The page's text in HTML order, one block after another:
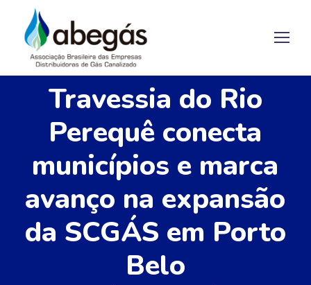
Travessia do Rio
Perequê conecta
municípios e marca
avanço na expansão
da SCGÁS em Porto
Belo